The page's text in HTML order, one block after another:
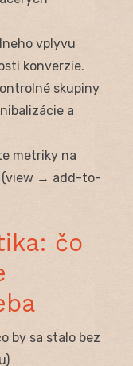
vplyvu
konverzie.
skupiny
a
metriky na
(view → add-to-
čo
by sa stalo bez